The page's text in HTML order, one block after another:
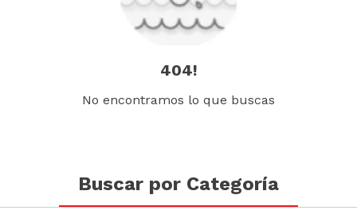
404!
No encontramos lo que buscas
Buscar por Categoría